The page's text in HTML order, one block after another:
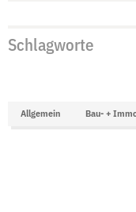
Schlagworte
Allgemein Bau- +